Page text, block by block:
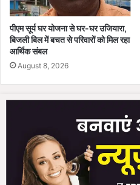
श
रा
ब
ब
रा
म
द
पीएम सूर्य घर योजना से घर-घर उजियारा,
बिजली बिल में बचत से परिवारों को मिल रहा
आर्थिक संबल
August 8, 2026